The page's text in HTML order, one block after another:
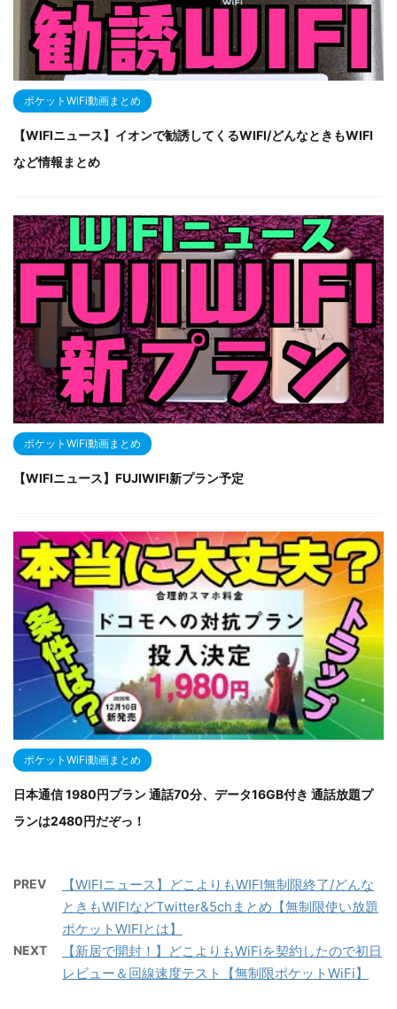
ポケットWiFi動画まとめ
【WIFIニュース】イオンで勧誘してくるWIFI/どんなときもWIFI
など情報まとめ
ポケットWiFi動画まとめ
【WIFIニュース】FUJIWIFI新プラン予定
ポケットWiFi動画まとめ
日本通信 1980円プラン 通話70分、データ16GB付き 通話放題プ
ランは2480円だぞっ！
PREV
【WIFIニュース】どこよりもWIFI無制限終了/どんな
ときもWIFIなどTwitter&5chまとめ【無制限使い放題
ポケットWIFIとは】
NEXT
【新居で開封！】どこよりもWiFiを契約したので初日
レビュー＆回線速度テスト【無制限ポケットWiFi】